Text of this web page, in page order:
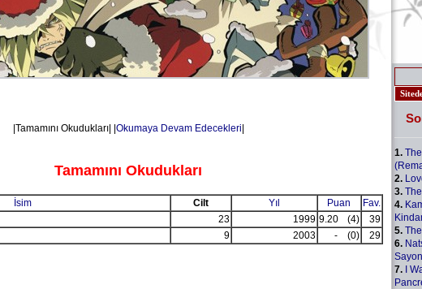
|Tamamını Okudukları| | Okumaya Devam Edecekleri
Tamamını Okudukları
İsim Cilt Yıl Puan
Fav.
23 1999 9.20 (4)
39
9 2003 - (0) 29
1.
2.
3.
4.
5.
6.
7. I